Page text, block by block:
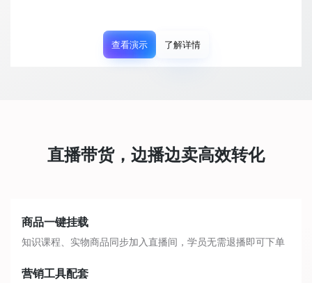
查看演示 了解详情
直播带货，边播边卖高效转化
商品一键挂载
知识课程、实物商品同步加入直播间，学员无需退播即可下单
营销工具配套